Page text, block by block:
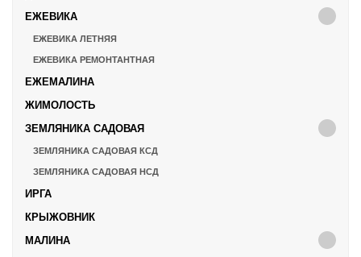
ЕЖЕВИКА
ЕЖЕВИКА ЛЕТНЯЯ
ЕЖЕВИКА РЕМОНТАНТНАЯ
ЕЖЕМАЛИНА
ЖИМОЛОСТЬ
ЗЕМЛЯНИКА САДОВАЯ
ЗЕМЛЯНИКА САДОВАЯ КСД
ЗЕМЛЯНИКА САДОВАЯ НСД
ИРГА
КРЫЖОВНИК
МАЛИНА